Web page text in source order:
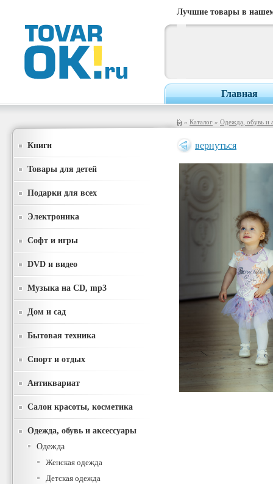
Лучшие товары в
Главная
» Каталог » Одежда, обувь и
Книги
Товары для детей
Подарки для всех
Электроника
Софт и игры
DVD и видео
Музыка на CD, mp3
Дом и сад
Бытовая техника
Спорт и отдых
Антиквариат
Салон красоты, косметика
Одежда, обувь и аксессуары
Одежда
Женская одежда
Детская одежда
вернуться